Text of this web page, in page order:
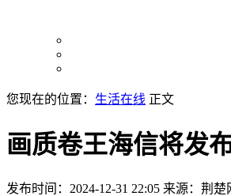
您现在的位置： 生活在线 正文
画质卷王海信将发
发布时间：2024-12-31 22:05 来源：荆楚